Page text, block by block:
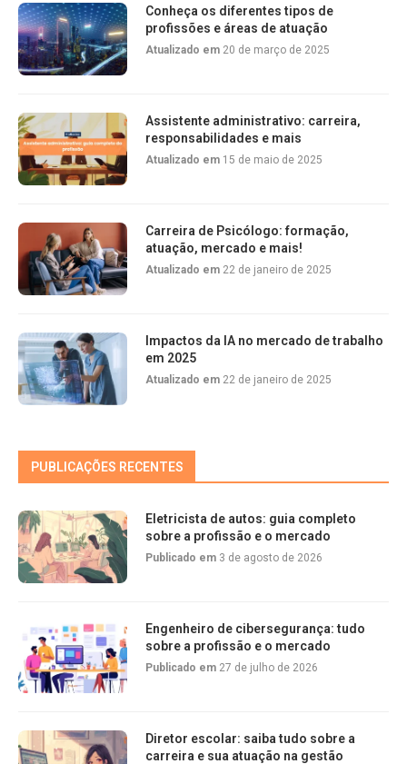
Conheça os diferentes tipos de
profissões e áreas de atuação
Atualizado em 20 de março de 2025
Assistente administrativo: carreira,
responsabilidades e mais
Atualizado em 15 de maio de 2025
Carreira de Psicólogo: formação,
atuação, mercado e mais!
Atualizado em 22 de janeiro de 2025
Impactos da IA no mercado de trabalho
em 2025
Atualizado em 22 de janeiro de 2025
PUBLICAÇÕES RECENTES
Eletricista de autos: guia completo
sobre a profissão e o mercado
Publicado em 3 de agosto de 2026
Engenheiro de cibersegurança: tudo
sobre a profissão e o mercado
Publicado em 27 de julho de 2026
Diretor escolar: saiba tudo sobre a
carreira e sua atuação na gestão